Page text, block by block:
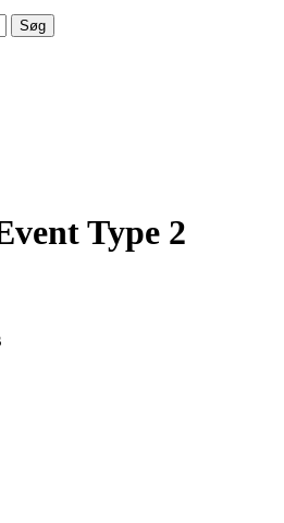
Type 2